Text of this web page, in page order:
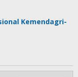
Kemendagri-